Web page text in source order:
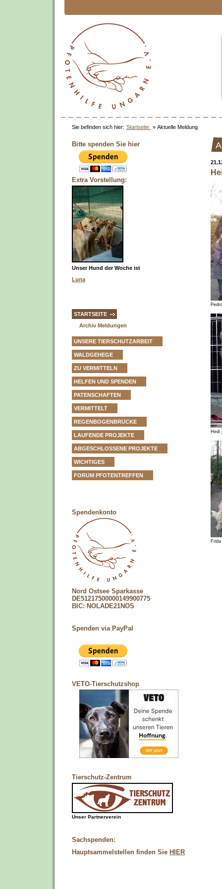
Sie befinden sich hier: Startseite » Aktuelle Meldung
Bitte spenden Sie hier
Extra Vorstellung:
Unser Hund der Woche ist
Luna
STARTSEITE
Archiv Meldungen
UNSERE TIERSCHUTZARBEIT
WALDGEHEGE
ZU VERMITTELN
HELFEN UND SPENDEN
PATENSCHAFTEN
VERMITTELT
REGENBOGENBRÜCKE
LAUFENDE PROJEKTE
ABGESCHLOSSENE PROJEKTE
WICHTIGES
FORUM PFOTENTREFFEN
Spendenkonto
Nord Ostsee Sparkasse
DE51217500000149900775
BIC: NOLADE21NOS
Spenden via PayPal
VETO-Tierschutzshop
Tierschutz-Zentrum
Unser Partnerverein
Sachspenden:
Hauptsammelstellen finden Sie HIER
Pedro
Hedi
Frida